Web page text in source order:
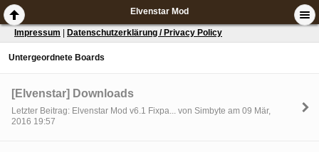
Elvenstar Mod
Impressum Datenschutzerklärung / Privacy Policy
Untergeordnete Boards
[Elvenstar] Downloads
Letzter Beitrag: Elvenstar Mod v6.1 Fixpa... von Simbyte am 09 Mär,
2016 19:57